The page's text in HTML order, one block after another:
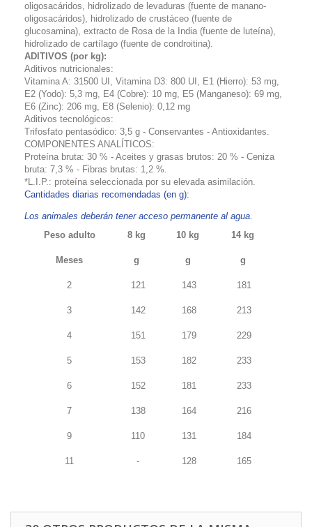
oligosacáridos, hidrolizado de levaduras (fuente de manano-
oligosacáridos), hidrolizado de crustáceo (fuente de
glucosamina), extracto de Rosa de la India (fuente de luteína),
hidrolizado de cartílago (fuente de condroitina).
ADITIVOS (por kg):
Aditivos nutricionales:
Vitamina A: 31500 UI, Vitamina D3: 800 UI, E1 (Hierro): 53 mg,
E2 (Yodo): 5,3 mg, E4 (Cobre): 10 mg, E5 (Manganeso): 69 mg,
E6 (Zinc): 206 mg, E8 (Selenio): 0,12 mg
Aditivos tecnológicos:
Trifosfato pentasódico: 3,5 g - Conservantes - Antioxidantes.
COMPONENTES ANALÍTICOS:
Proteína bruta: 30 % - Aceites y grasas brutos: 20 % - Ceniza
bruta: 7,3 % - Fibras brutas: 1,2 %.
*L.I.P.: proteína seleccionada por su elevada asimilación.
Cantidades diarias recomendadas (en g):
Los animales deberán tener acceso permanente al agua.
Peso adulto
8 kg 10 kg 14 kg
Meses g g g
2 121 143 181
3 142 168 213
4 151 179 229
5 153 182 233
6 152 181 233
7 138 164 216
9 110 131 184
11 - 128 165